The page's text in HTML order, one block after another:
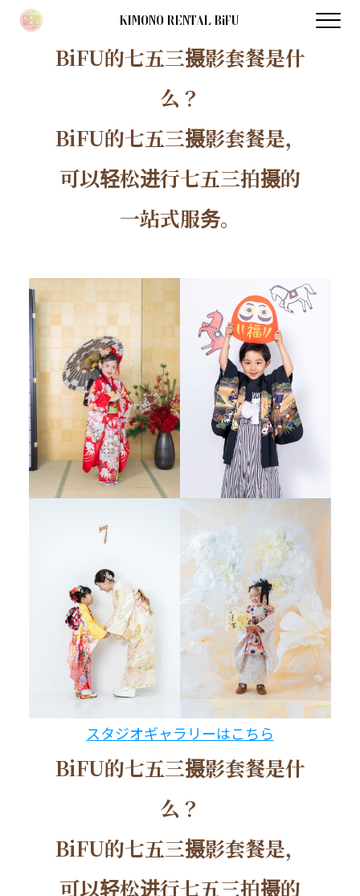
KIMONO RENTAL BiFU
BiFU的七五三摄影套餐是什
么？
BiFU的七五三摄影套餐是，
可以轻松进行七五三拍摄的
一站式服务。
スタジオギャラリーはこちら
BiFU的七五三摄影套餐是什
么？
BiFU的七五三摄影套餐是，
可以轻松进行七五三拍摄的